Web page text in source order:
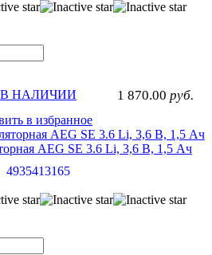
1 870.00 руб.
НАЛИЧИИ
в избранное
AEG SE 3.6 Li, 3,6 В, 1,5 Ач
4935413165